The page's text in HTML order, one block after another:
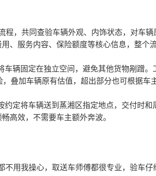
程，共同查验车辆外观、内饰状态，对车辆
、服务内容、保险额度等核心信息，整个流
辆固定在独立空间，避免其他货物剐蹭。
，叠加车辆原有估值，超出部分也可根据车
定将车辆送到蒸湘区指定地点，交付时和
高效，不需要车主额外奔波。
用我操心，取送车师傅都很专业，验车仔